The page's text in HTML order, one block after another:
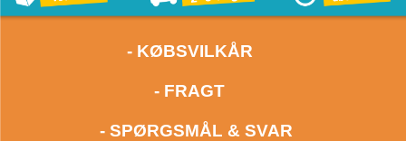
- KØBSVILKÅR
- FRAGT
- SPØRGSMÅL & SVAR